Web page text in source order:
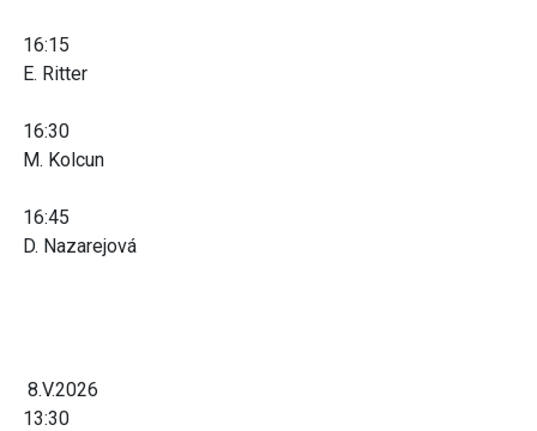
16:15
E. Ritter
16:30
M. Kolcun
16:45
D. Nazarejová
8.V.2026
13:30